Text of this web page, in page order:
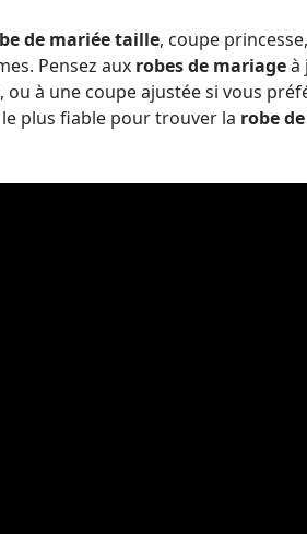
de mariée taille, coupe
Pensez aux robes de mariageà
ou à une coupe ajustée si vous
le plus fiable pour trouver la robe